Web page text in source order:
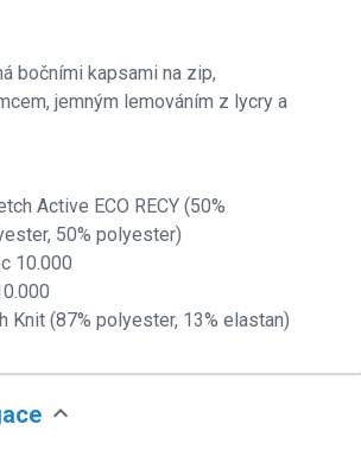
bočními kapsami na zip,
jemným lemováním z lycry a
Active ECO RECY (50%
50% polyester)
10.000
Knit (87% polyester, 13% elastan)
expand_more